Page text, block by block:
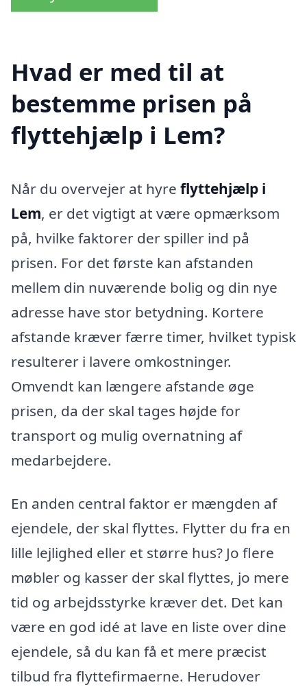
Hvad er med til at
bestemme prisen på
flyttehjælp i Lem?
Når du overvejer at hyre flyttehjælp i
Lem, er det vigtigt at være opmærksom
på, hvilke faktorer der spiller ind på
prisen. For det første kan afstanden
mellem din nuværende bolig og din nye
adresse have stor betydning. Kortere
afstande kræver færre timer, hvilket typisk
resulterer i lavere omkostninger.
Omvendt kan længere afstande øge
prisen, da der skal tages højde for
transport og mulig overnatning af
medarbejdere.
En anden central faktor er mængden af
ejendele, der skal flyttes. Flytter du fra en
lille lejlighed eller et større hus? Jo flere
møbler og kasser der skal flyttes, jo mere
tid og arbejdsstyrke kræver det. Det kan
være en god idé at lave en liste over dine
ejendele, så du kan få et mere præcist
tilbud fra flyttefirmaerne. Herudover